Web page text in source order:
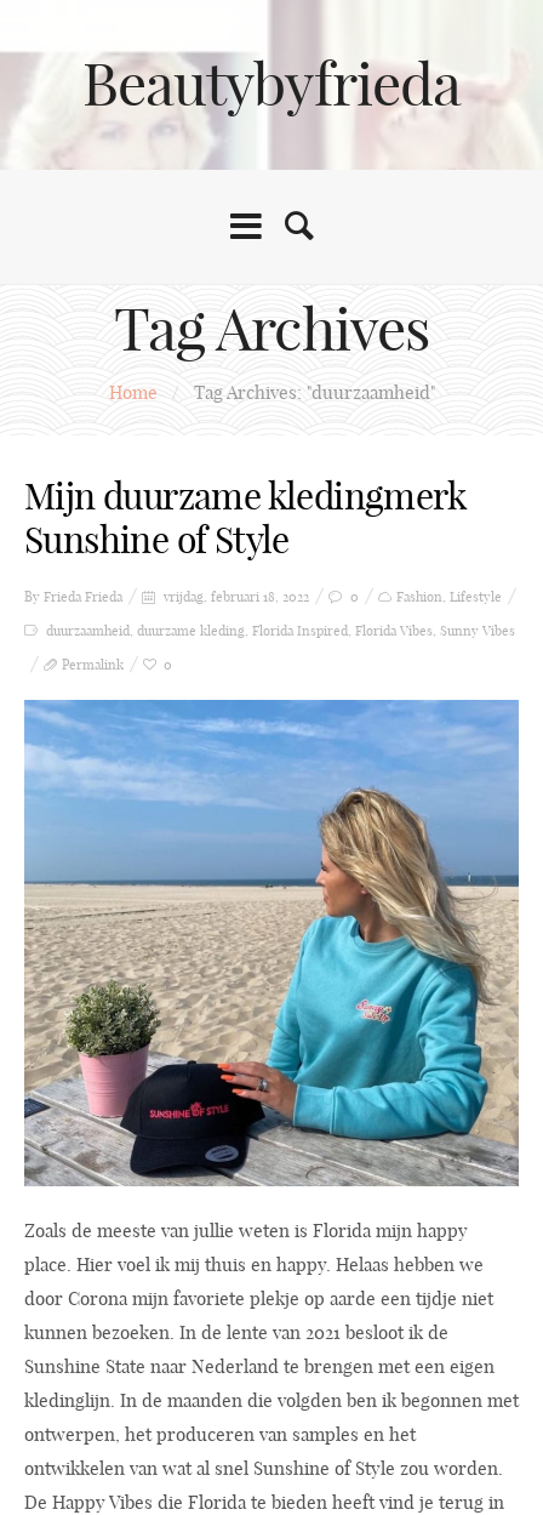
Beautybyfrieda
Tag Archives
Home / Tag Archives: "duurzaamheid"
Mijn duurzame kledingmerk
Sunshine of Style
By Frieda Frieda vrijdag, februari 18, 2022 0 Fashion, Lifestyle
duurzaamheid, duurzame kleding, Florida Inspired, Florida Vibes, Sunny Vibes
Permalink
0
Zoals de meeste van jullie weten is Florida mijn happy
place. Hier voel ik mij thuis en happy. Helaas hebben we
door Corona mijn favoriete plekje op aarde een tijdje niet
kunnen bezoeken. In de lente van 2021 besloot ik de
Sunshine State naar Nederland te brengen met een eigen
kledinglijn. In de maanden die volgden ben ik begonnen met
ontwerpen, het produceren van samples en het
ontwikkelen van wat al snel Sunshine of Style zou worden.
De Happy Vibes die Florida te bieden heeft vind je terug in